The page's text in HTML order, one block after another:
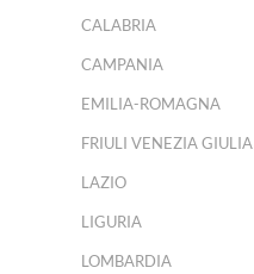
CALABRIA
CAMPANIA
EMILIA-ROMAGNA
FRIULI VENEZIA GIULIA
LAZIO
LIGURIA
LOMBARDIA